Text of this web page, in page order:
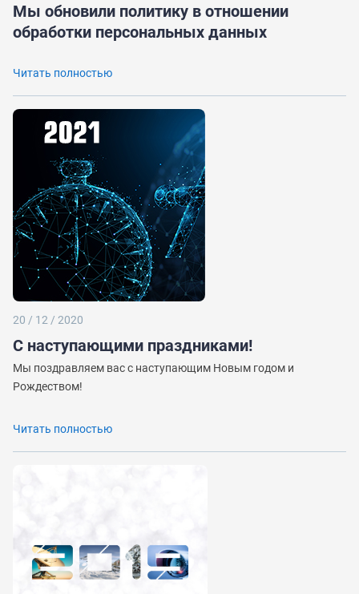
Мы обновили политику в отношении
обработки персональных данных
Читать полностью
20 / 12 / 2020
С наступающими праздниками!
Мы поздравляем вас с наступающим Новым годом и
Рождеством!
Читать полностью